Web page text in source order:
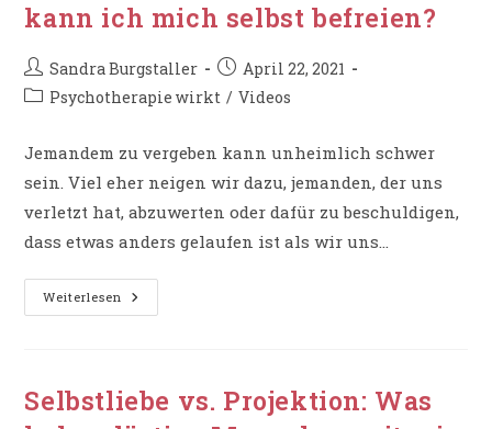
kann ich mich selbst befreien?
Beitrags-
Autor:
Sandra Burgstaller
Beitrag
veröffentlicht:
April 22, 2021
Beitrags-
Psychotherapie wirkt / Videos
Jemandem zu vergeben kann unheimlich schwer
sein. Viel eher neigen wir dazu, jemanden, der uns
verletzt hat, abzuwerten oder dafür zu beschuldigen,
dass etwas anders gelaufen ist als wir uns…
Weiterlesen Vergebung
Vs.
Mich
Selbst
Selbstliebe vs. Projektion: Was